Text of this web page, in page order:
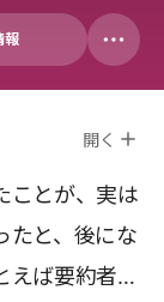
報
開く
ことが、実は
たと、後にな
えば要約者